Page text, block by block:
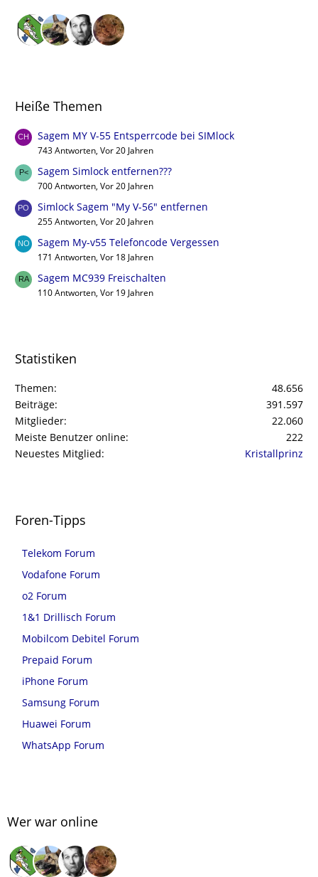
Heiße Themen
Sagem MY V-55 Entsperrcode bei SIMlock
743 Antworten, Vor 20 Jahren
Sagem Simlock entfernen???
700 Antworten, Vor 20 Jahren
Simlock Sagem "My V-56" entfernen
255 Antworten, Vor 20 Jahren
Sagem My-v55 Telefoncode Vergessen
171 Antworten, Vor 18 Jahren
Sagem MC939 Freischalten
110 Antworten, Vor 19 Jahren
Statistiken
Themen
48.656
Beiträge
391.597
Mitglieder
22.060
Meiste Benutzer online
222
Neuestes Mitglied
Kristallprinz
Foren-Tipps
Telekom Forum
Vodafone Forum
o2 Forum
1&1 Drillisch Forum
Mobilcom Debitel Forum
Prepaid Forum
iPhone Forum
Samsung Forum
Huawei Forum
WhatsApp Forum
Wer war online